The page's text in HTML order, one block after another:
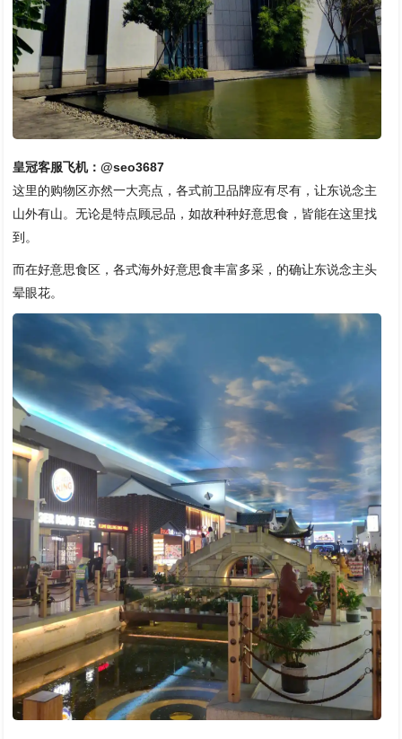
皇冠客服飞机：@seo3687
这里的购物区亦然一大亮点，各式前卫品牌应有尽有，让东说念主
山外有山。无论是特点顾忌品，如故种种好意思食，皆能在这里找
到。
而在好意思食区，各式海外好意思食丰富多采，的确让东说念主头
晕眼花。